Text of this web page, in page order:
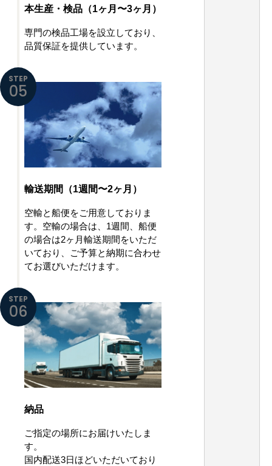
本生産・検品（1ヶ月〜3ヶ月）
専門の検品工場を設立しており、
品質保証を提供しています。
STEP
05
輸送期間（1週間〜2ヶ月）
空輸と船便をご用意しておりま
す。空輸の場合は、1週間、船便
の場合は2ヶ月輸送期間をいただ
いており、ご予算と納期に合わせ
てお選びいただけます。
STEP
06
納品
ご指定の場所にお届けいたしま
す。
国内配送3日ほどいただいており